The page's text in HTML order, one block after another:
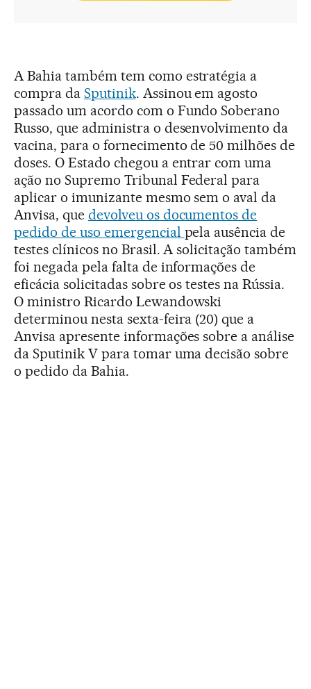
A Bahia também tem como estratégia a
compra da Sputinik. Assinou em agosto
passado um acordo com o Fundo Soberano
Russo, que administra o desenvolvimento da
vacina, para o fornecimento de 50 milhões de
doses. O Estado chegou a entrar com uma
ação no Supremo Tribunal Federal para
aplicar o imunizante mesmo sem o aval da
Anvisa, que devolveu os documentos de
pedido de uso emergencial pela ausência de
testes clínicos no Brasil. A solicitação também
foi negada pela falta de informações de
eficácia solicitadas sobre os testes na Rússia.
O ministro Ricardo Lewandowski
determinou nesta sexta-feira (20) que a
Anvisa apresente informações sobre a análise
da Sputinik V para tomar uma decisão sobre
o pedido da Bahia.